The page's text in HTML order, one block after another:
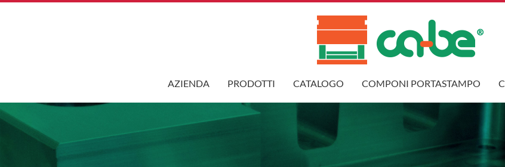
AZIENDA PRODOTTI CATALOGO COMPONI PORTASTAMPO